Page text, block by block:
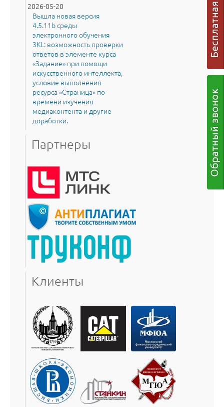
2026-05-20
Вышла новая версия
4.5.11b среды
электронного обучения
3KL: возможность проверки
ответов в элементе курса
«Задание» при помощи
искусственного интеллекта,
условие выполнения
ресурса «Страница» по
времени изучения
медиаконтента и другие
доработки.
Партнеры
Клиенты